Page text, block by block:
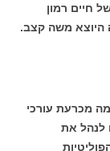
חיים רמון
היוצא משה קצב.
מכרעת עורכי
לנהל את